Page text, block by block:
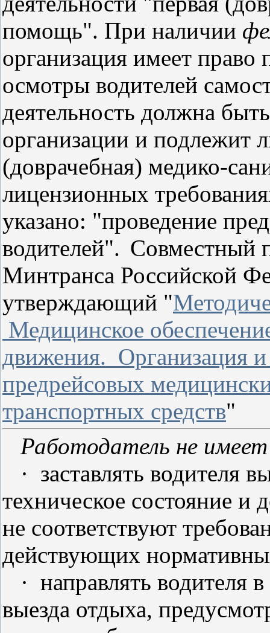
помощь". При наличии
организация имеет право
осмотры водителей
деятельность должна
организации и подлежит
(доврачебная) медико-
лицензионных
указано: "проведение
водителей". Совместный
Минтранса Российской
утверждающий "
Медицинское
движения. Организация
предрейсовых
транспортных средств"
Работодатель не
· заставлять водителя
техническое состояние и
не соответствуют
действующих
· направлять водителя
выезда отдыха,